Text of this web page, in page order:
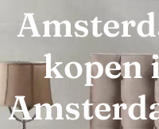
kopen